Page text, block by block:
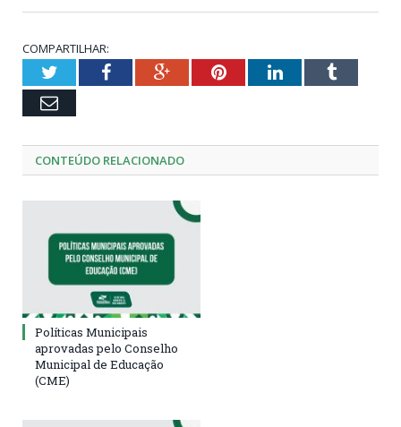
COMPARTILHAR:
TwitterFacebookGoogle+PinterestLinkedInTumblr
Email
CONTEÚDO RELACIONADO
Políticas Municipais
aprovadas pelo Conselho
Municipal de Educação
(CME)